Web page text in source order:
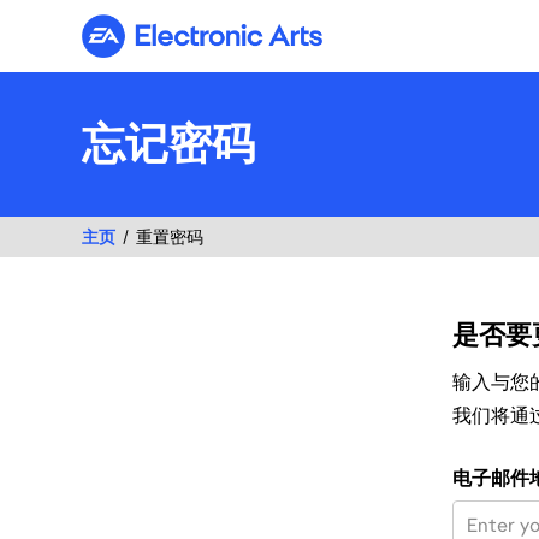
Electronic Arts
忘记密码
主页 重置密码
是否
输入与您
我们将通
使用您的电
电子邮件